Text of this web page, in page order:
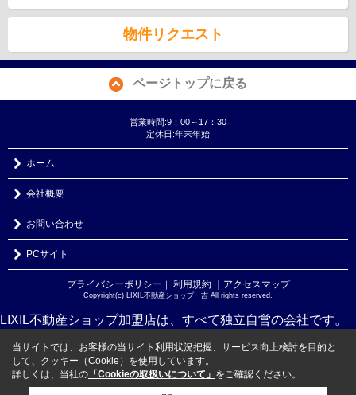
物件リクエスト
ページトップに戻る
営業時間:9：00～17：30
定休日:年末年始
ホーム
会社概要
お問い合わせ
PCサイト
プライバシーポリシー ｜ 利用規約 ｜アクセスマップ
Copyright(c) LIXIL不動産ショップ一吉 All rights reserved.
LIXIL不動産ショップ加盟店は、すべて独立自営の会社です。
当サイトでは、お客様の当サイト利用状況把握、サービス向上検討を目的と
して、クッキー（Cookie）を使用しています。
詳しくは、当社の 「Cookieの取扱いについて」 をご確認ください。